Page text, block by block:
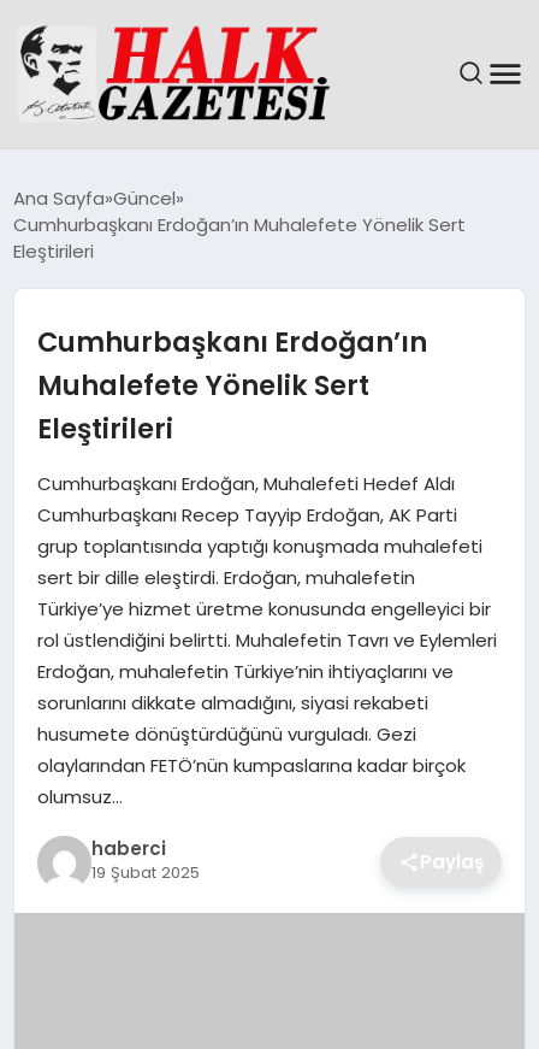
DÜNYA
MAGAZIN
SAĞLIK
SIYASET
SPOR
TEKNOLOJI
YAŞAM
Ana Sayfa Güncel
Cumhurbaşkanı Erdoğan’ın Muhalefete Yönelik Sert
Eleştirileri
Cumhurbaşkanı Erdoğan’ın
Muhalefete Yönelik Sert
Eleştirileri
Cumhurbaşkanı Erdoğan, Muhalefeti Hedef Aldı
Cumhurbaşkanı Recep Tayyip Erdoğan, AK Parti
grup toplantısında yaptığı konuşmada muhalefeti
sert bir dille eleştirdi. Erdoğan, muhalefetin
Türkiye’ye hizmet üretme konusunda engelleyici bir
rol üstlendiğini belirtti. Muhalefetin Tavrı ve Eylemleri
Erdoğan, muhalefetin Türkiye’nin ihtiyaçlarını ve
sorunlarını dikkate almadığını, siyasi rekabeti
husumete dönüştürdüğünü vurguladı. Gezi
olaylarından FETÖ’nün kumpaslarına kadar birçok
olumsuz…
haberci
19 Şubat 2025 Paylaş